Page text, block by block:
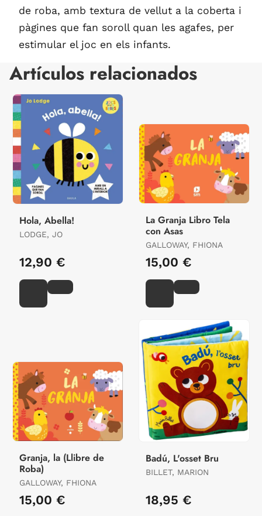
de roba, amb textura de vellut a la coberta i
pàgines que fan soroll quan les agafes, per
estimular el joc en els infants.
Artículos relacionados
Hola, Abella!
LODGE, JO
12,90 €
La Granja Libro Tela
con Asas
GALLOWAY, FHIONA
15,00 €
Granja, la (Llibre de
Roba)
GALLOWAY, FHIONA
15,00 €
Badú, L'osset Bru
BILLET, MARION
18,95 €